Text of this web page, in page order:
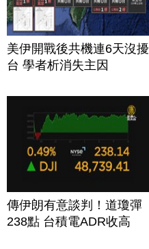
美伊開戰後共機連6天沒擾
台 學者析消失主因
傳伊朗有意談判！道瓊彈
238點 台積電ADR收高